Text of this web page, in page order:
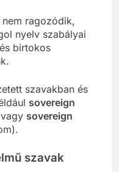
ragozódik,
nyelv szabályai
birtokos
szavakban és
sovereign
sovereign
szavak